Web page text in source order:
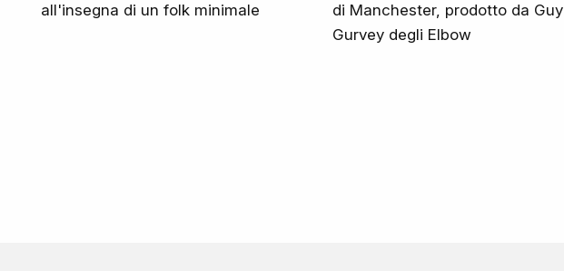
all'insegna di un folk minimale
di Manchester, prodotto da Guy
Gurvey degli Elbow